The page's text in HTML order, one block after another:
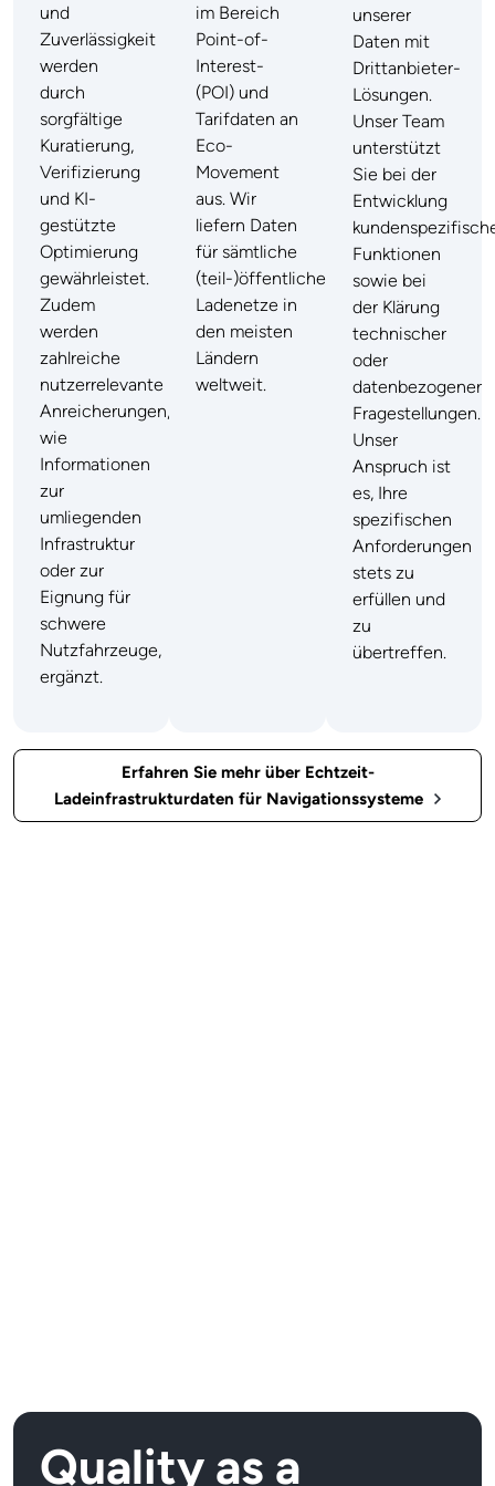
und
Zuverlässigkeit
werden
durch
sorgfältige
Kuratierung,
Verifizierung
und KI-
gestützte
Optimierung
gewährleistet.
Zudem
werden
zahlreiche
nutzerrelevante
Anreicherungen,
wie
Informationen
zur
umliegenden
Infrastruktur
oder zur
Eignung für
schwere
Nutzfahrzeuge,
ergänzt.
im Bereich
Point-of-
Interest-
(POI) und
Tarifdaten an
Eco-
Movement
aus. Wir
liefern Daten
für sämtliche
(teil-)öffentlichen
Ladenetze in
den meisten
Ländern
weltweit.
unserer
Daten mit
Drittanbieter-
Lösungen.
Unser Team
unterstützt
Sie bei der
Entwicklung
Funktionen
sowie bei
der Klärung
technischer
oder
datenbezogener
Fragestellungen.
Unser
Anspruch ist
es, Ihre
spezifischen
Anforderungen
stets zu
erfüllen und
zu
übertreffen.
Erfahren Sie mehr über Echtzeit-
Ladeinfrastrukturdaten für Navigationssysteme
Quality as a